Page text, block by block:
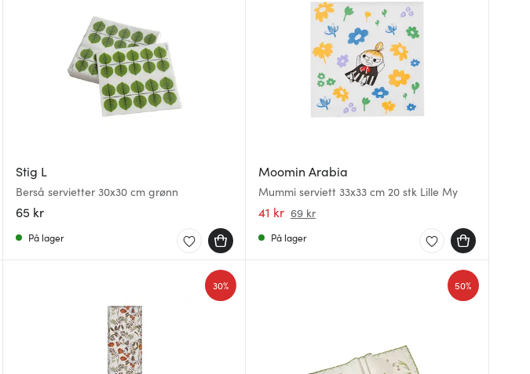
Stig L
Berså servietter 30x30 cm grønn
65 kr
På lager
Moomin Arabia
Mummi serviett 33x33 cm 20 stk Lille My
41 kr 69 kr
På lager
30% 50%